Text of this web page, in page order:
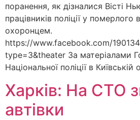
поранення, як дізналися Вісті
працівників поліції у померлого
охоронцем.
https://www.facebook.com/
type=3&theater За матеріалами
Національної поліції в Київській
Харків: На СТО
автівки